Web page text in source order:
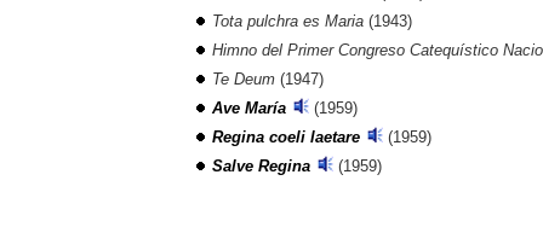
Tota pulchra es Maria (1943)
Himno del Primer Congreso Catequístico
Te Deum (1947)
Ave María
(1959)
Regina coeli laetare
(1959)
Salve Regina
(1959)